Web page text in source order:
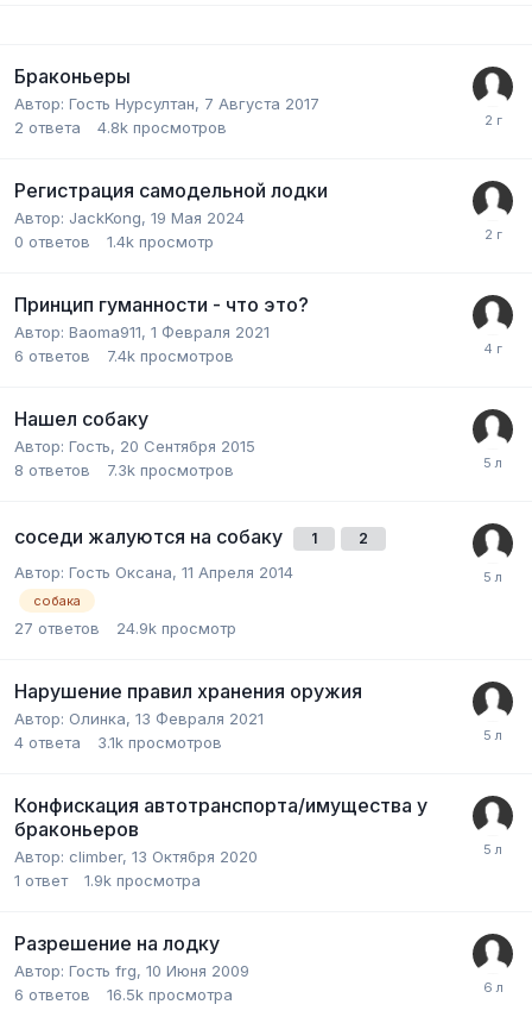
Браконьеры
Автор: Гость Нурсултан, 7 Августа 2017
2 ответа 4.8k просмотров
Регистрация самодельной лодки
Автор: JackKong, 19 Мая 2024
0 ответов 1.4k просмотр
Принцип гуманности - что это?
Автор: Baoma911, 1 Февраля 2021
6 ответов 7.4k просмотров
Нашел собаку
Автор: Гость, 20 Сентября 2015
8 ответов 7.3k просмотров
соседи жалуются на собаку 1 2
Автор: Гость Оксана, 11 Апреля 2014
собака
27 ответов 24.9k просмотр
Нарушение правил хранения оружия
Автор: Олинка, 13 Февраля 2021
4 ответа 3.1k просмотров
Конфискация автотранспорта/имущества у
браконьеров
Автор: climber, 13 Октября 2020
1 ответ 1.9k просмотра
Разрешение на лодку
Автор: Гость frg, 10 Июня 2009
6 ответов 16.5k просмотра